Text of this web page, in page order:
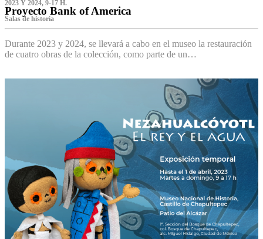
2023 Y 2024, 9-17 H.
Proyecto Bank of America
S‌alas de historia
Durante 2023 y 2024, se llevará a cabo en el museo la restauración
de cuatro obras de la colección, como parte de un…